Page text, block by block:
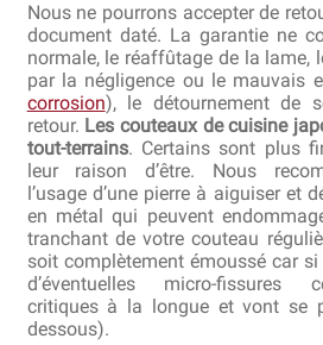
Revendeurs
Revue de presse
Téléchargements
Thank you for booking
Tous les articles
Trouver mon couteau
Nous ne pourrons accepter de
document daté. La garantie ne
normale, le réaffûtage de la lame,
par la négligence ou le mauvais
corrosion), le détournement de
retour. Les couteaux de cuisine
tout-terrains. Certains sont plus
leur raison d’être. Nous
l’usage d’une pierre à aiguiser et
en métal qui peuvent
tranchant de votre couteau
soit complètement émoussé car
d’éventuelles micro-fissures
critiques à la longue et vont se
dessous).